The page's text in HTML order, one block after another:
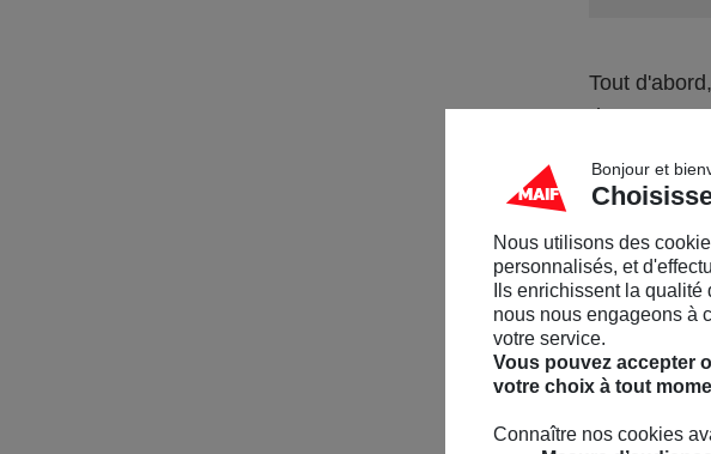
Tout
Cette
partir de
considérés
Il existe
décès. Les
maladie
versées ne
On vous
Bonjour et
Nous utilisons des
personnalisés, et
Ils enrichissent la
nous nous engageons à
votre service.
Vous pouvez accepter
votre choix à tout
Connaître nos cookies